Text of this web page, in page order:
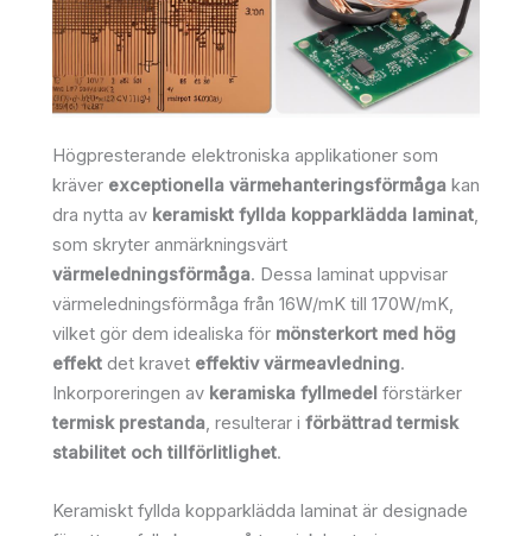
Högpresterande elektroniska applikationer som
kräver exceptionella värmehanteringsförmåga kan
dra nytta av keramiskt fyllda kopparklädda laminat,
som skryter anmärkningsvärt
värmeledningsförmåga. Dessa laminat uppvisar
värmeledningsförmåga från 16W/mK till 170W/mK,
vilket gör dem idealiska för mönsterkort med hög
effekt det kravet effektiv värmeavledning.
Inkorporeringen av keramiska fyllmedel förstärker
termisk prestanda, resulterar i förbättrad termisk
stabilitet och tillförlitlighet.
Keramiskt fyllda kopparklädda laminat är designade